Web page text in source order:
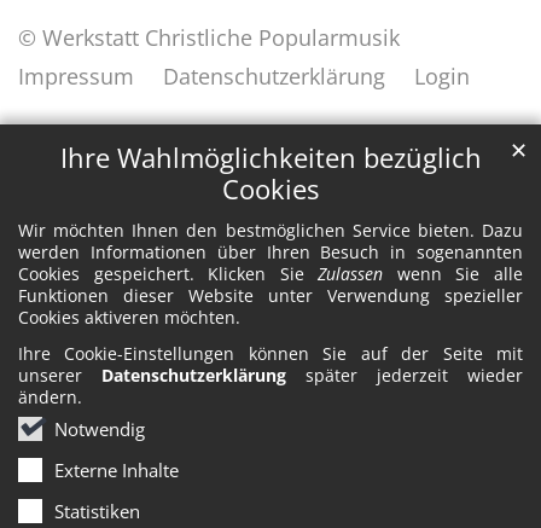
Ihre Wahlmöglichkeiten bezüglich
Cookies
Wir möchten Ihnen den bestmöglichen Service bieten. Dazu
werden Informationen über Ihren Besuch in sogenannten
Cookies gespeichert. Klicken SieZulassen wenn Sie alle
Funktionen dieser Website unter Verwendung spezieller
Cookies aktiveren möchten.
Ihre Cookie-Einstellungen können Sie auf der Seite mit
unserer Datenschutzerklärung später jederzeit wieder
ändern.
Notwendig
Externe Inhalte
Statistiken
✕
© Werkstatt Christliche Popularmusik
Impressum
Datenschutzerklärung Login